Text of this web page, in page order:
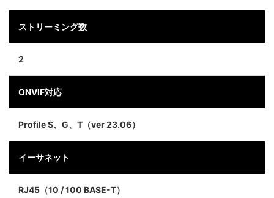
ストリーミング数
2
ONVIF対応
Profile S、G、T（ver 23.06）
イーサネット
RJ45（10 / 100 BASE-T）